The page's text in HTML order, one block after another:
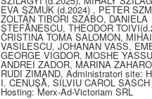
EVA SZMUK (d.2024) , PETER
ZOLTÁN TIBORI SZABO, DANIELA
ŞTEFĂNESCU, THEODOR
CRISTINA TOMA SALOMON, MIHAI
VASILESCU, JOHANAN VASS,
GEORGE VIGDOR, MOSHE
ANDREI ZADOR, MARINA
RUDI ZIMAND, Administratori site:
I. CENUŞĂ, SILVIU CAROL
Hosting: Merx-Ad-Victoriam SRL